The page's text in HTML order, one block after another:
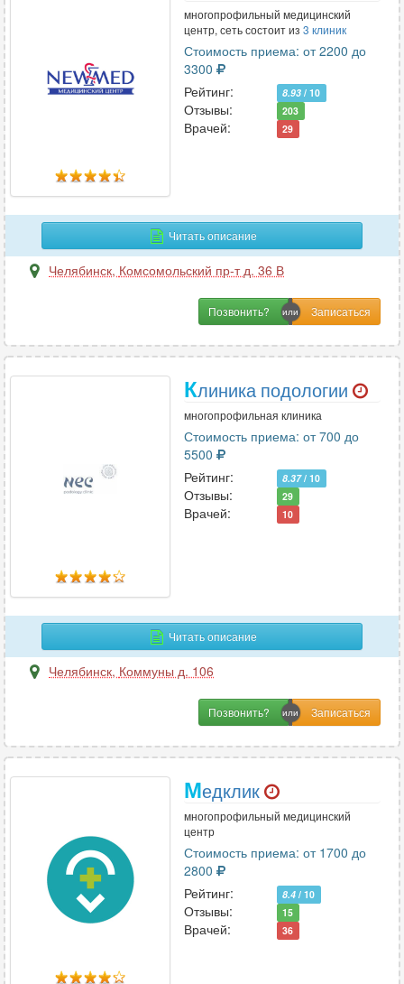
многопрофильный медицинский
центр, сеть состоит из 3 клиник
Стоимость приема: от 2200 до
3300
Рейтинг:
8.93 / 10
Отзывы: 203
Врачей: 29
Читать описание
Челябинск, Комсомольский пр-т д. 36 В
Позвонить?
Клиника подологии
многопрофильная клиника
Стоимость приема: от 700 до
5500
Рейтинг:
8.37/ 10
Отзывы: 29
Врачей: 10
Читать описание
Челябинск, Коммуны д. 106
Позвонить?
Медклик
многопрофильный медицинский
центр
Стоимость приема: от 1700 до
2800
Рейтинг:
8.4 / 10
Отзывы: 15
Врачей: 36